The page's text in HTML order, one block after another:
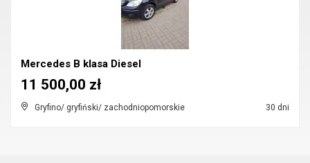
Mercedes B klasa Diesel
Gryfino/ gryfiński/ zachodniopomorskie 30 dni
11 500,00 zł